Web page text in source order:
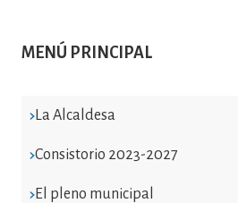
MENÚ PRINCIPAL
La Alcaldesa
Consistorio 2023-2027
El pleno municipal